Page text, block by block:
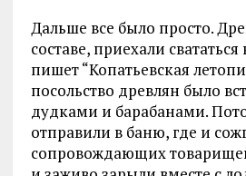
Дальше все было просто.
составе, приехали
пишет “Копатьевская
посольство древлян было
дудками и барабанами.
отправили в баню, где и
сопровождающих